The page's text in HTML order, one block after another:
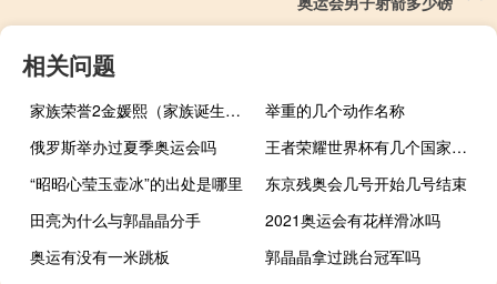
相关问题
家族荣誉2金媛熙（家族诞生金媛熙）
举重的几个动作名称
俄罗斯举办过夏季奥运会吗
王者荣耀世界杯有几个国家参加
“昭昭心莹玉壶冰”的出处是哪里
东京残奥会几号开始几号结束
田亮为什么与郭晶晶分手
2021奥运会有花样滑冰吗
奥运有没有一米跳板
郭晶晶拿过跳台冠军吗